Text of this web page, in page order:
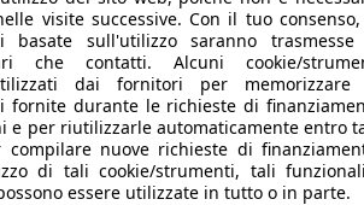
visite successive. Con il tuo
basate sull'utilizzo saranno
che contatti. Alcuni cookie/
dai fornitori per memorizzare
fornite durante le richieste di
e per riutilizzarle automaticamente entro
compilare nuove richieste di
di tali cookie/strumenti, tali
essere utilizzate in tutto o in parte.